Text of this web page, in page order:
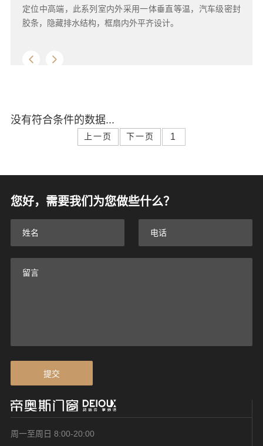
定位中高端，此系列室内外采用一体垂直等温，汽车级密封
胶条，隐藏排水结构，框扇内外平齐设计。
没有符合条件的数据...
上一页 下一页
周一至周日 8:00-20:00
您好，需要我们为您做些什么？
提交